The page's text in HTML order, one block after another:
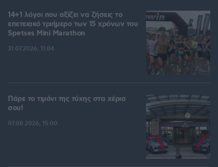
14+1 λόγοι που αξίζει να ζήσεις το
επετειακό τριήμερο των 15 χρόνων του
Spetses Mini Marathon
31.07.2026, 11:04
Πάρε το τιμόνι της τύχης στα χέρια
σου!
07.08.2026, 15:00